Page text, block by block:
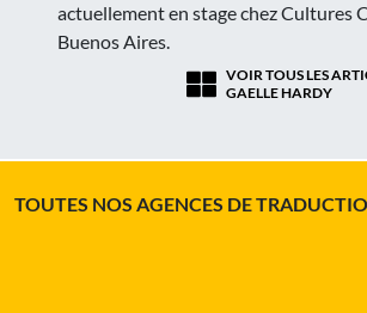
actuellement en stage chez Cultures
Buenos Aires.
VOIR TOUS LES
GAELLE HARDY
TOUTES NOS AGENCES DE